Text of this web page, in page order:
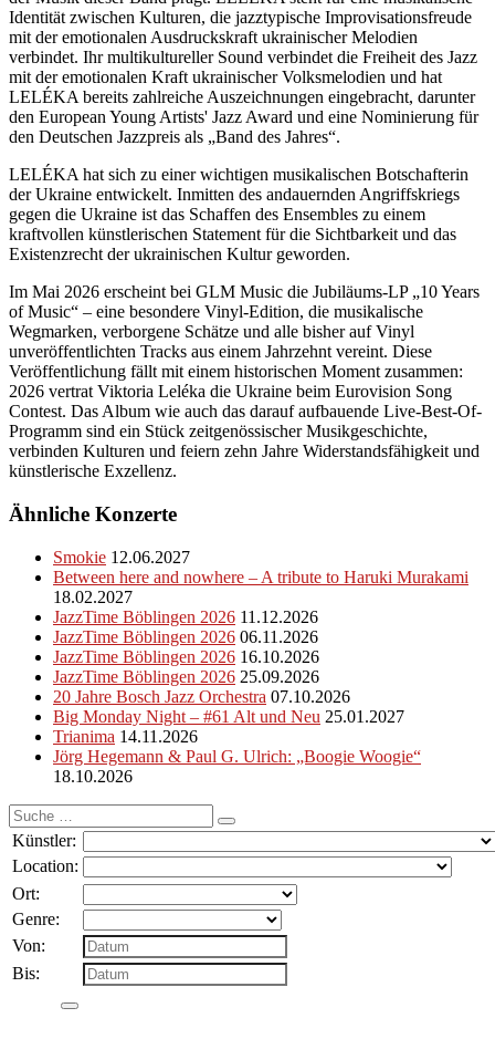
Identität zwischen Kulturen, die jazztypische Improvisationsfreude
mit der emotionalen Ausdruckskraft ukrainischer Melodien
verbindet. Ihr multikultureller Sound verbindet die Freiheit des Jazz
mit der emotionalen Kraft ukrainischer Volksmelodien und hat
LELÉKA bereits zahlreiche Auszeichnungen eingebracht, darunter
den European Young Artists' Jazz Award und eine Nominierung für
den Deutschen Jazzpreis als „Band des Jahres“.
LELÉKA hat sich zu einer wichtigen musikalischen Botschafterin
der Ukraine entwickelt. Inmitten des andauernden Angriffskriegs
gegen die Ukraine ist das Schaffen des Ensembles zu einem
kraftvollen künstlerischen Statement für die Sichtbarkeit und das
Existenzrecht der ukrainischen Kultur geworden.
Im Mai 2026 erscheint bei GLM Music die Jubiläums-LP „10 Years
of Music“ – eine besondere Vinyl-Edition, die musikalische
Wegmarken, verborgene Schätze und alle bisher auf Vinyl
unveröffentlichten Tracks aus einem Jahrzehnt vereint. Diese
Veröffentlichung fällt mit einem historischen Moment zusammen:
2026 vertrat Viktoria Leléka die Ukraine beim Eurovision Song
Contest. Das Album wie auch das darauf aufbauende Live-Best-Of-
Programm sind ein Stück zeitgenössischer Musikgeschichte,
verbinden Kulturen und feiern zehn Jahre Widerstandsfähigkeit und
künstlerische Exzellenz.
Ähnliche Konzerte
Smokie 12.06.2027
Between here and nowhere – A tribute to Haruki Murakami
18.02.2027
JazzTime Böblingen 2026 11.12.2026
JazzTime Böblingen 2026 06.11.2026
JazzTime Böblingen 2026 16.10.2026
JazzTime Böblingen 2026 25.09.2026
20 Jahre Bosch Jazz Orchestra 07.10.2026
Big Monday Night – #61 Alt und Neu 25.01.2027
Trianima 14.11.2026
Jörg Hegemann & Paul G. Ulrich: „Boogie Woogie“
18.10.2026
Suche
nach:
Künstler:
Location:
Ort:
Genre:
Von:
Bis: